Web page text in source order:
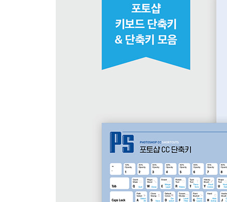
11 Vibrance로 생동감 있는 색상의 사진 만들기
12 Hue/Saturation으로 색상, 채도, 명도 조절하기
13 Hue/Saturation으로 색상과 채도를 마음대로 보
15 Black & White를 이용해 흑백 이미지로 전환하기
03 | 색상의 일치, 대체 및 혼합하기 →
1 Channel Mixer로 새로운 색상 만들기
2 Selective Color로 색상 값 조절하기
3 Match Color로 색상 톤 일치시키기
4 Replace Color로 색상 대체하기
5 Replace Color로 특정 색상 대체하기